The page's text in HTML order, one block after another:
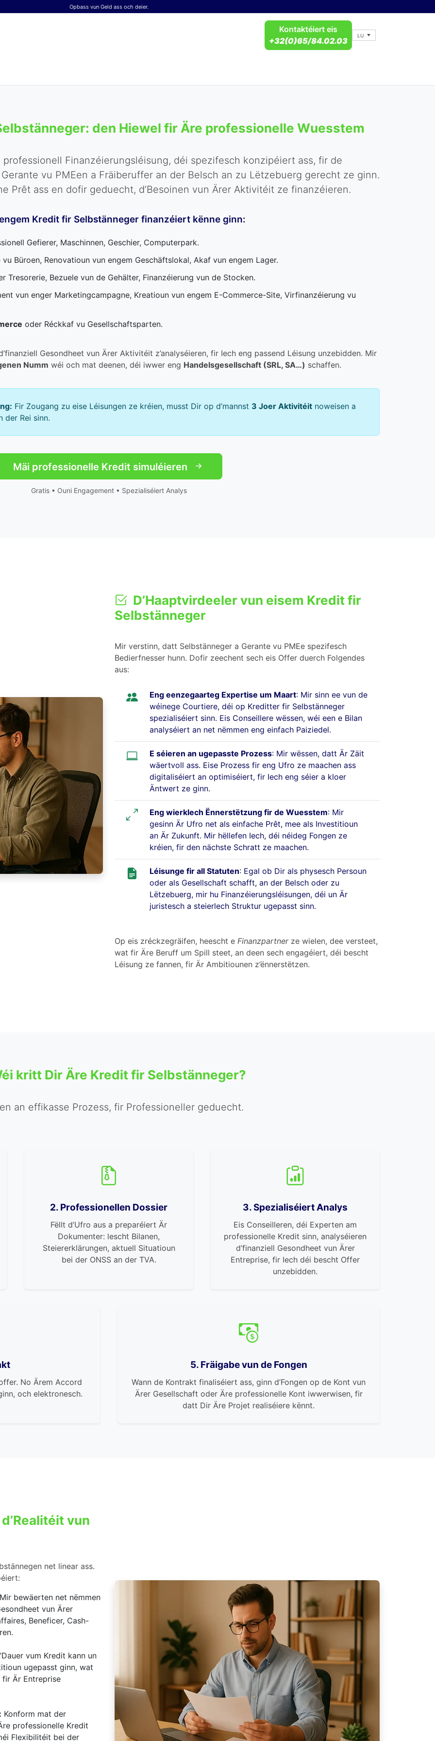
Opbass vun Geld ass och deier.
LU
Kontaktéiert eis
+32(0)65/84.02.03
den Hiewel fir Äre professionelle Wuesstem
Finanzéierungsléisung, déi spezifesch konzipéiert ass, fir de
vu PMEen a Fräiberuffer an der Belsch an zu Lëtzebuerg gerecht ze ginn.
Prêt ass en dofir geduecht, d’Besoinen vun Ärer Aktivitéit ze finanzéieren.
Kredit fir Selbstänneger finanzéiert kënne ginn:
Gefierer, Maschinnen, Geschier, Computerpark.
Büroen, Renovatioun vun engem Geschäftslokal, Akaf vun engem Lager.
Tresorerie, Bezuele vun de Gehälter, Finanzéierung vun de Stocken.
vun enger Marketingcampagne, Kreatioun vun engem E-Commerce-Site, Virfinanzéierung vu
oder Réckkaf vu Gesellschaftsparten.
Gesondheet vun Ärer Aktivitéit z’analyséieren, fir Iech eng passend Léisung unzebidden. Mir
Numm wéi och mat deenen, déi iwwer eng Handelsgesellschaft (SRL, SA…) schaffen.
Fir Zougang zu eise Léisungen ze kréien, musst Dir op d’mannst 3 Joer Aktivitéit noweisen a
der Rei sinn.
Mäi professionelle Kredit simuléieren
Gratis • Ouni Engagement • Spezialiséiert Analys
D’Haaptvirdeeler vun eisem Kredit fir
Selbstänneger
Mir verstinn, datt Selbstänneger a Gerante vu PMEe spezifesch
Bedierfnesser hunn. Dofir zeechent sech eis Offer duerch Folgendes
aus:
Eng eenzegaarteg Expertise um Maart: Mir sinn ee vun de
wéinege Courtiere, déi op Kreditter fir Selbstänneger
spezialiséiert sinn. Eis Conseillere wëssen, wéi een e Bilan
analyséiert an net nëmmen eng einfach Paiziedel.
E séieren an ugepasste Prozess: Mir wëssen, datt Är Zäit
wäertvoll ass. Eise Prozess fir eng Ufro ze maachen ass
digitaliséiert an optimiséiert, fir Iech eng séier a kloer
Äntwert ze ginn.
Eng wierklech Ënnerstëtzung fir de Wuesstem: Mir
gesinn Är Ufro net als einfache Prêt, mee als Investitioun
an Är Zukunft. Mir hëllefen Iech, déi néideg Fongen ze
kréien, fir den nächste Schratt ze maachen.
Léisunge fir all Statuten: Egal ob Dir als physesch Persoun
oder als Gesellschaft schafft, an der Belsch oder zu
Lëtzebuerg, mir hu Finanzéierungsléisungen, déi un Är
juristesch a steierlech Struktur ugepasst sinn.
Op eis zréckzegräifen, heescht e Finanzpartnerze wielen, dee versteet,
wat fir Äre Beruff um Spill steet, an deen sech engagéiert, déi bescht
Léisung ze fannen, fir Är Ambitiounen z’ënnerstëtzen.
kritt Dir Äre Kredit fir Selbstänneger?
an effikasse Prozess, fir Professioneller geduecht.
2. Professionellen Dossier
Fëllt d’Ufro aus a preparéiert Är
Dokumenter: lescht Bilanen,
Steiererklärungen, aktuell Situatioun
bei der ONSS an der TVA.
3. Spezialiséiert Analys
Eis Conseilleren, déi Experten am
professionelle Kredit sinn, analyséieren
d’finanziell Gesondheet vun Ärer
Entreprise, fir Iech déi bescht Offer
unzebidden.
No Ärem Accord
och elektronesch.
5. Fräigabe vun de Fongen
Wann de Kontrakt finaliséiert ass, ginn d’Fongen op de Kont vun
Ärer Gesellschaft oder Äre professionelle Kont iwwerwisen, fir
datt Dir Äre Projet realiséiere kënnt.
vun
net linear ass.
bewäerten net nëmmen
vun Ärer
Beneficer, Cash-
vum Kredit kann un
ugepasst ginn, wat
fir Är Entreprise
Konform mat der
professionelle Kredit
Flexibilitéit bei der